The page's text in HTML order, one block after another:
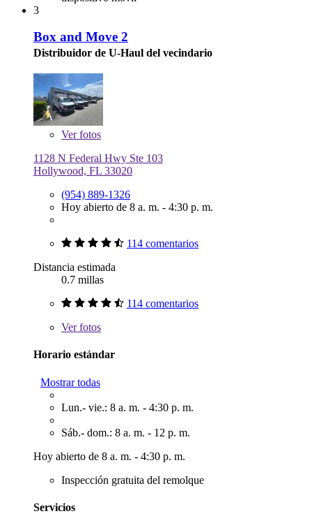
3
Box and Move 2
Distribuidor de U-Haul del vecindario
Verfotos
1128 N Federal Hwy Ste 103
Hollywood, FL 33020
(954) 889-1326
Hoy abierto de 8 a. m. - 4:30 p. m.
114 comentarios
Distancia estimada
0.7 millas
114 comentarios
Verfotos
Horario estándar
Mostrar todas
Lun.- vie.: 8 a. m. - 4:30 p. m.
Sáb.- dom.: 8 a. m. - 12 p. m.
Hoy abierto de 8 a. m. - 4:30 p. m.
Inspección gratuita del remolque
Servicios